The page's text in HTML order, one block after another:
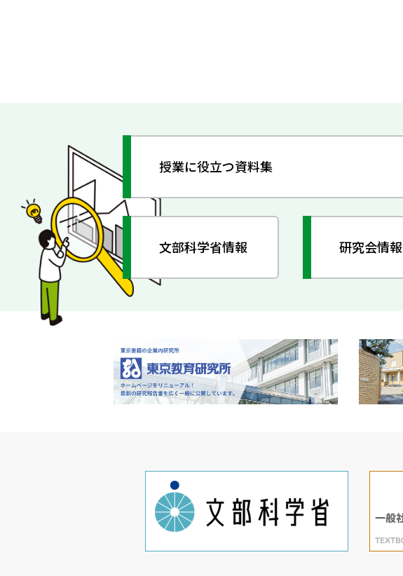
授業に役立つ資料集
文部科学省情報 研究会情報